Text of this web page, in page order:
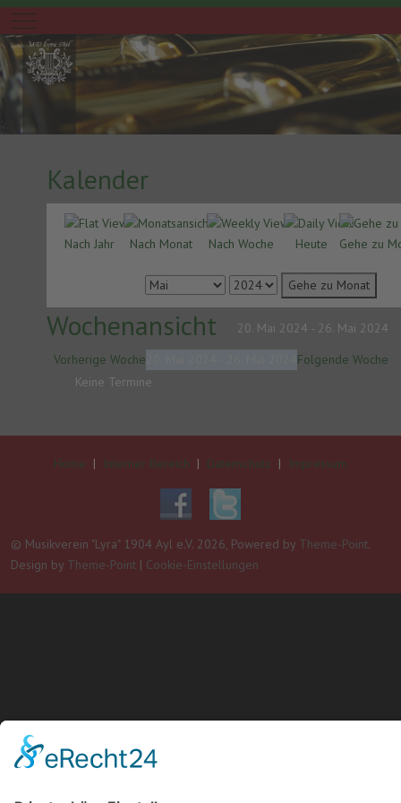
Mobile Menu Toggle
Kalender
Nach Jahr Nach Monat Nach Woche Heute Gehe zu
Gehe zu Monat
Wochenansicht
20. Mai 2024 - 26. Mai 2024
Vorherige Woche
Folgende Woche
Keine Termine
Home | Interner Bereich | Datenschutz | Impressum
© Musikverein "Lyra" 1904 Ayl e.V. 2026, Powered by Theme-Point.
Design by Theme-Point | Cookie-Einstellungen